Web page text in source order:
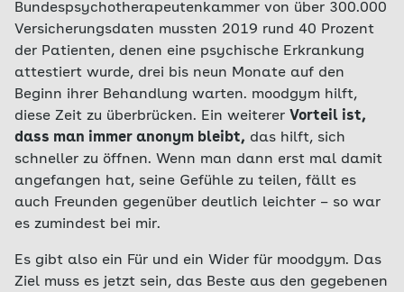
Bundespsychotherapeutenkammer von über 300.000
Versicherungsdaten mussten 2019 rund 40 Prozent
der Patienten, denen eine psychische Erkrankung
attestiert wurde, drei bis neun Monate auf den
Beginn ihrer Behandlung warten. moodgym hilft,
diese Zeit zu überbrücken. Ein weiterer Vorteil ist,
dass man immer anonym bleibt, das hilft, sich
schneller zu öffnen. Wenn man dann erst mal damit
angefangen hat, seine Gefühle zu teilen, fällt es
auch Freunden gegenüber deutlich leichter – so war
es zumindest bei mir.
Es gibt also ein Für und ein Wider für moodgym. Das
Ziel muss es jetzt sein, das Beste aus den gegebenen